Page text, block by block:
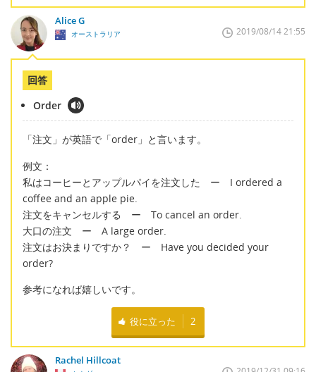
Alice G
オーストラリア 2019/08/14 21:55
回答
Order
「注文」が英語で「order」と言います。
例文：
私はコーヒーとアップルパイを注文した ー I ordered a
coffee and an apple pie.
注文をキャンセルする ー To cancel an order.
大口の注文 ー A large order.
注文はお決まりですか？ ー Have you decided your
order?
参考になれば嬉しいです。
役に立った 2
Rachel Hillcoat